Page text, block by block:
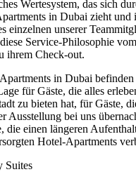
Wertesystem, das sich
in Dubai zieht
einzelnen unserer
Service-Philosophie
ihrem Check-out.
in Dubai
für Gäste, die alles
zu bieten hat, für Gäste,
Ausstellung bei uns
die einen längeren
Hotel-Apartments